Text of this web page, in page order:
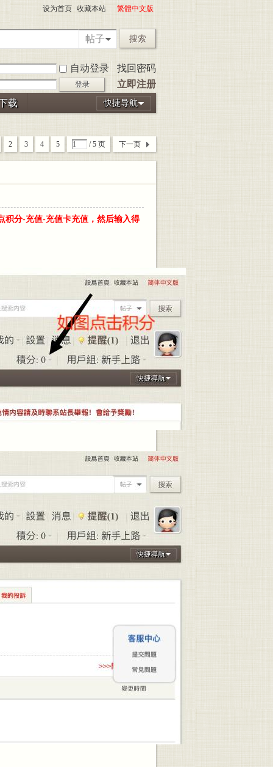
设为首页 收藏本站 繁體中文版
帖子 搜索
自动登录 找回密码
登录 立即注册
快捷导航
载
2 3 4 5 / 5 页 下一页
积分-充值-充值卡充值，然后输入得